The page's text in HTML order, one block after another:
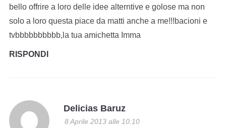
bello offrire a loro delle idee alterntive e golose ma non
solo a loro questa piace da matti anche a me!!!bacioni e
tvbbbbbbbbbb,la tua amichetta Imma
RISPONDI
Delicias Baruz
8 Aprile 2013 alle 10:10